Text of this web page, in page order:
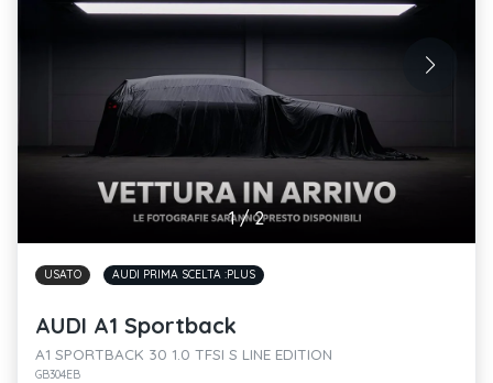
1/2
USATO AUDI PRIMA SCELTA :PLUS
AUDI A1 Sportback
A1 SPORTBACK 30 1.0 TFSI S LINE EDITION
GB304EB